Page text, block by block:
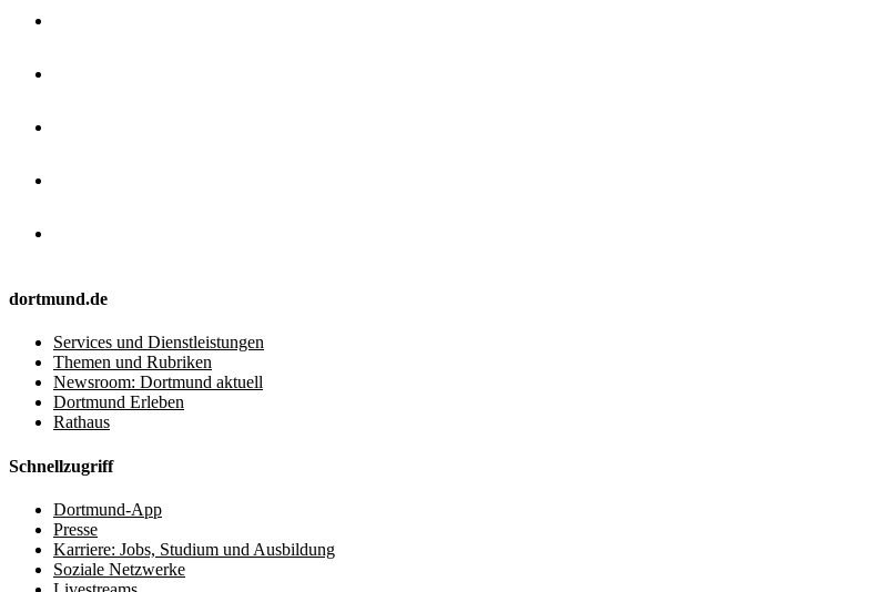
dortmund.de
Services und Dienstleistungen
Themen und Rubriken
Newsroom: Dortmund aktuell
Dortmund Erleben
Rathaus
Schnellzugriff
Dortmund-App
Presse
Karriere: Jobs, Studium und Ausbildung
Soziale Netzwerke